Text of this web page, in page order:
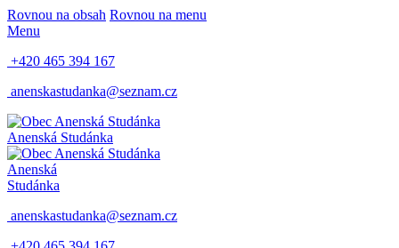
Rovnou na obsah Rovnou na menu
Menu
+420 465 394 167
anenskastudanka@seznam.cz
Anenská Studánka
Anenská
Studánka
anenskastudanka@seznam.cz